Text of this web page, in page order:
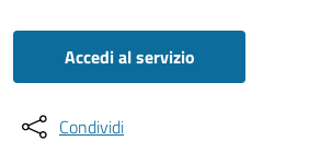
Accedi al servizio
Condividi